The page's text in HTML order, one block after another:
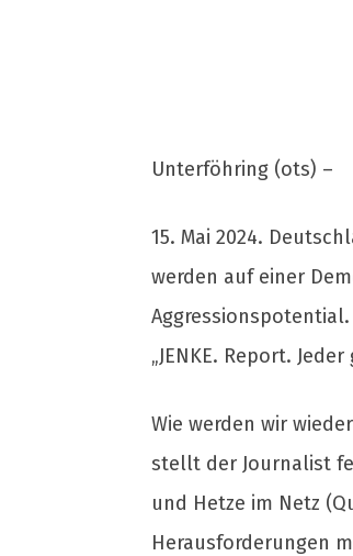
Unterföhring (ots) –
15. Mai 2024.
werden auf einer
Aggressionspotential.
„JENKE. Report.
Wie werden wir
stellt der Journalist
und Hetze im Netz
Herausforderungen